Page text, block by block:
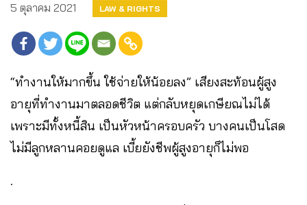
5 ตุลาคม 2021 LAW & RIGHTS
“ทำงานให้มากขึ้น ใช้จ่ายให้น้อยลง” เสียงสะท้อนผู้สูง
อายุที่ทำงานมาตลอดชีวิต แต่กลับหยุดเกษียณไม่ได้
เพราะมีทั้งหนี้สิน เป็นหัวหน้าครอบครัว บางคนเป็นโสด
ไม่มีลูกหลานคอยดูแล เบี้ยยังชีพผู้สูงอายุก็ไม่พอ
.